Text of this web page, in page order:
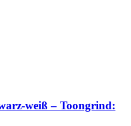
weiß – Toongrind: